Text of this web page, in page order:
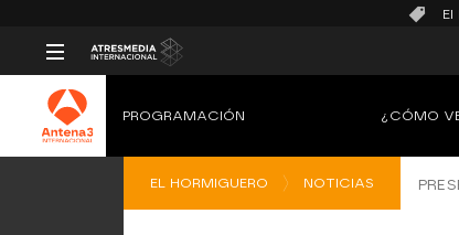
El
PROGRAMACIÓN ¿CÓMO
EL HORMIGUERO NOTICIAS